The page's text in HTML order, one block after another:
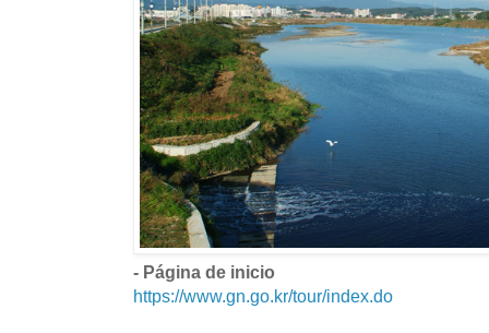
- Página de inicio
https://www.gn.go.kr/tour/index.do